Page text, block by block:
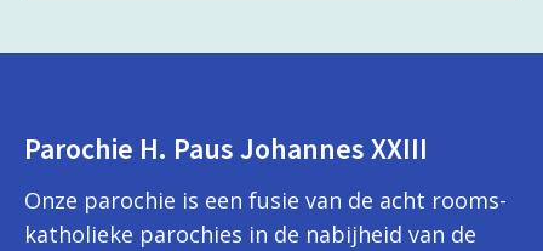
Parochie H. Paus Johannes XXIII
Onze parochie is een fusie van de acht rooms-
katholieke parochies in de nabijheid van de